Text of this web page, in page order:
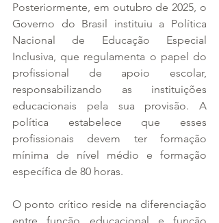
Posteriormente, em outubro de 2025, o
Governo do Brasil instituiu a Política
Nacional de Educação Especial
Inclusiva, que regulamenta o papel do
profissional de apoio escolar,
responsabilizando as instituições
educacionais pela sua provisão. A
política estabelece que esses
profissionais devem ter formação
mínima de nível médio e formação
específica de 80 horas.
O ponto crítico reside na diferenciação